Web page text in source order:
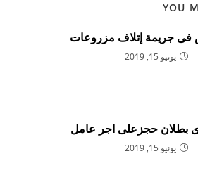
YOU
فى جريمة إتلاف مزروعات
يونيو 15, 2019
بطلان حجزعلى اجر عامل
يونيو 15, 2019